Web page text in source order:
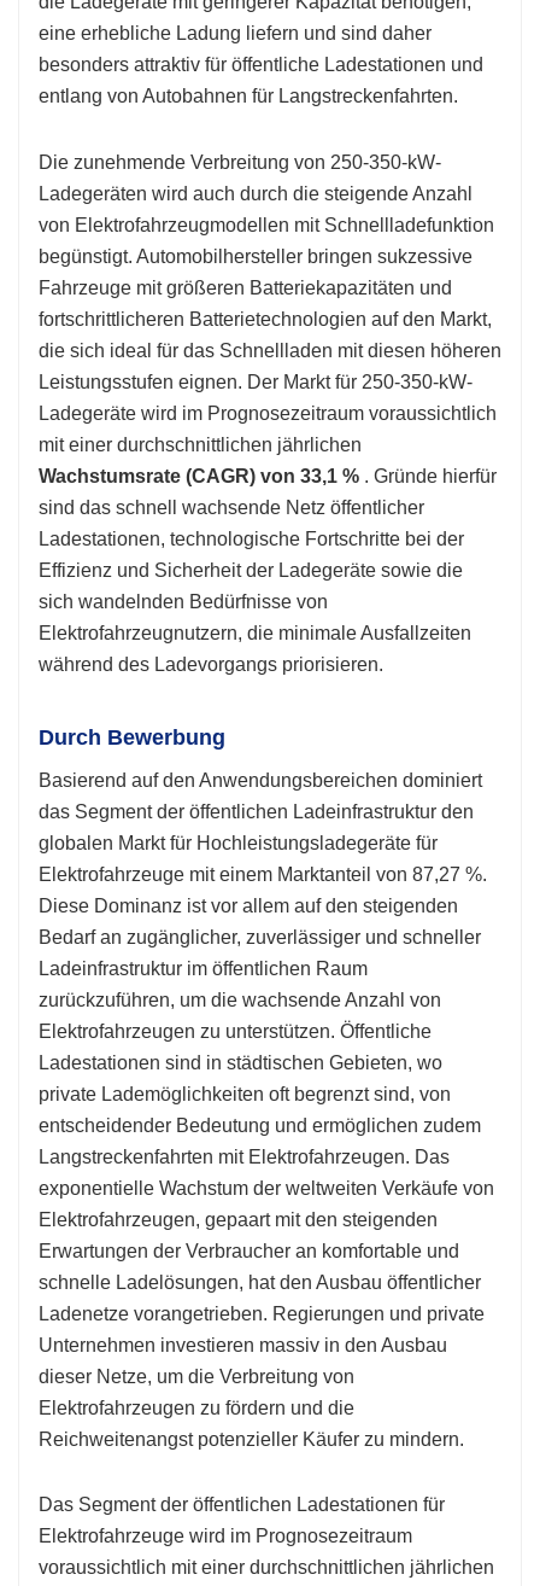
eine erhebliche Ladung liefern und sind daher
besonders attraktiv für öffentliche Ladestationen und
entlang von Autobahnen für Langstreckenfahrten.
Die zunehmende Verbreitung von 250-350-kW-
Ladegeräten wird auch durch die steigende Anzahl
von Elektrofahrzeugmodellen mit Schnellladefunktion
begünstigt. Automobilhersteller bringen sukzessive
Fahrzeuge mit größeren Batteriekapazitäten und
fortschrittlicheren Batterietechnologien auf den Markt,
die sich ideal für das Schnellladen mit diesen höheren
Leistungsstufen eignen. Der Markt für 250-350-kW-
Ladegeräte wird im Prognosezeitraum voraussichtlich
mit einer durchschnittlichen jährlichen
Wachstumsrate (CAGR) von 33,1 % . Gründe hierfür
sind das schnell wachsende Netz öffentlicher
Ladestationen, technologische Fortschritte bei der
Effizienz und Sicherheit der Ladegeräte sowie die
sich wandelnden Bedürfnisse von
Elektrofahrzeugnutzern, die minimale Ausfallzeiten
während des Ladevorgangs priorisieren.
Durch Bewerbung
Basierend auf den Anwendungsbereichen dominiert
das Segment der öffentlichen Ladeinfrastruktur den
globalen Markt für Hochleistungsladegeräte für
Elektrofahrzeuge mit einem Marktanteil von 87,27 %.
Diese Dominanz ist vor allem auf den steigenden
Bedarf an zugänglicher, zuverlässiger und schneller
Ladeinfrastruktur im öffentlichen Raum
zurückzuführen, um die wachsende Anzahl von
Elektrofahrzeugen zu unterstützen. Öffentliche
Ladestationen sind in städtischen Gebieten, wo
private Lademöglichkeiten oft begrenzt sind, von
entscheidender Bedeutung und ermöglichen zudem
Langstreckenfahrten mit Elektrofahrzeugen. Das
exponentielle Wachstum der weltweiten Verkäufe von
Elektrofahrzeugen, gepaart mit den steigenden
Erwartungen der Verbraucher an komfortable und
schnelle Ladelösungen, hat den Ausbau öffentlicher
Ladenetze vorangetrieben. Regierungen und private
Unternehmen investieren massiv in den Ausbau
dieser Netze, um die Verbreitung von
Elektrofahrzeugen zu fördern und die
Reichweitenangst potenzieller Käufer zu mindern.
Das Segment der öffentlichen Ladestationen für
Elektrofahrzeuge wird im Prognosezeitraum
voraussichtlich mit einer durchschnittlichen jährlichen